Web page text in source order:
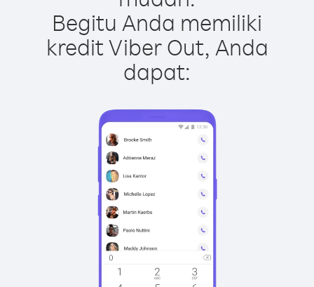
Begitu Anda memiliki
kredit Viber Out, Anda
dapat: